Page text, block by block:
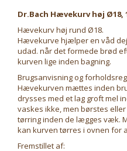
Dr.Bach Hævekurv høj Ø18,
Hævekurv høj rund Ø18.
Hævekurve hjælper en våd
udad. når det formede brød
kurven lige inden bagning.
Brugsanvisning og
Hævekurven mættes inden
drysses med et lag groft mel
vaskes ikke, men børstes
tørring inden de lægges væk.
kan kurven tørres i ovnen for
Fremstillet af: